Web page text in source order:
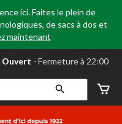
ici. Faites le plein de
de sacs à dos et
maintenant
Ouvert ⋅ Fermeture à 22:00